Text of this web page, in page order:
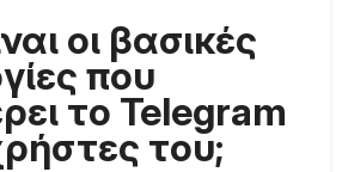
οι βασικές
που
το Telegram
του;